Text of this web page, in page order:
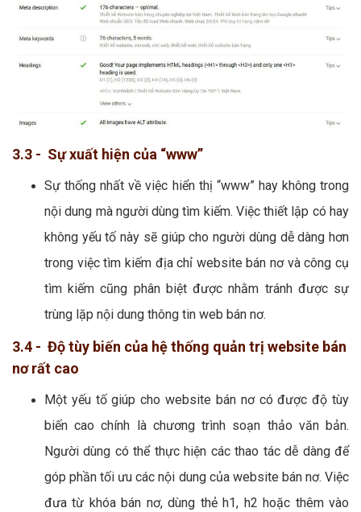
3.3 - Sự xuất hiện của “www”
Sự thống nhất về việc hiển thị “www” hay không trong
nội dung mà người dùng tìm kiếm. Việc thiết lập có hay
không yếu tố này sẽ giúp cho người dùng dễ dàng hơn
trong việc tìm kiếm địa chỉ website bán nơ và công cụ
tìm kiếm cũng phân biệt được nhằm tránh được sự
trùng lặp nội dung thông tin web bán nơ.
3.4 - Độ tùy biến của hệ thống quản trị website bán
nơ rất cao
Một yếu tố giúp cho website bán nơ có được độ tùy
biến cao chính là chương trình soạn thảo văn bản.
Người dùng có thể thực hiện các thao tác dễ dàng để
góp phần tối ưu các nội dung của website bán nơ. Việc
đưa từ khóa bán nơ, dùng thẻ h1, h2 hoặc thêm vào